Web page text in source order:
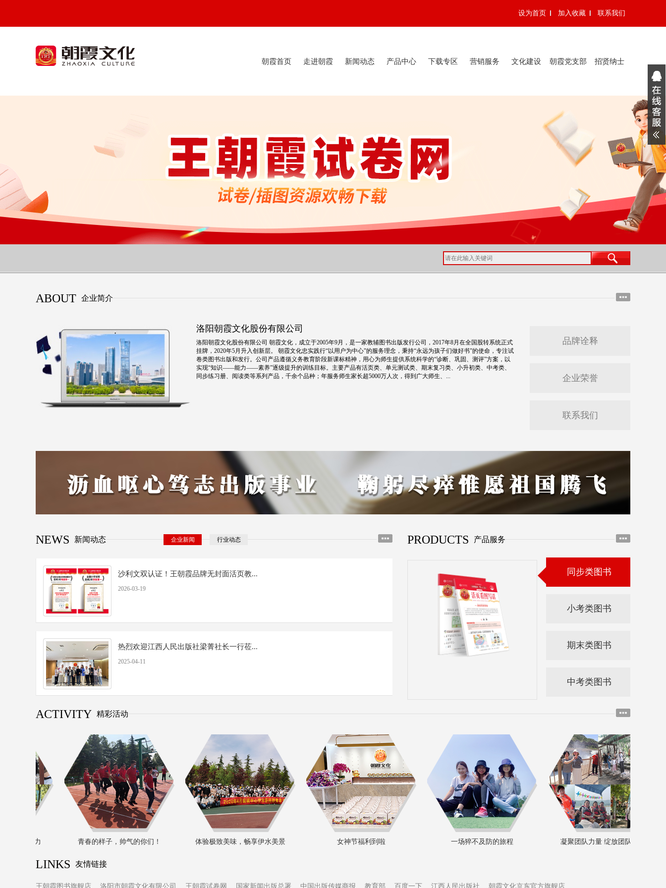
设为首页 加入收藏 联系我们
朝霞首页 走进朝霞 新闻动态 产品中心 下载专区 营销服务 文化建设 朝霞党支部 招贤纳士
ABOUT 企业简介
洛阳朝霞文化股份有限公司
洛阳朝霞文化股份有限公司 朝霞文化，成立于2005年9月，是一家教辅图书出版发行公司，2017年8月在全国股转系统正式
挂牌，2020年5月升入创新层。 朝霞文化忠实践行“以用户为中心”的服务理念，秉持“永远为孩子们做好书”的使命，专注试
卷类图书出版和发行。公司产品遵循义务教育阶段新课标精神，用心为师生提供系统科学的“诊断、巩固、测评”方案，以
实现“知识——能力——素养”逐级提升的训练目标。主要产品有活页类、单元测试类、期末复习类、小升初类、中考类、
同步练习册、阅读类等系列产品，千余个品种；年服务师生家长超5000万人次，得到广大师生、...
品牌诠释
企业荣誉
联系我们
NEWS 新闻动态 企业新闻 行业动态
沙利文双认证！王朝霞品牌无封面活页教...
2026-03-19
热烈欢迎江西人民出版社梁菁社长一行莅...
2025-04-11
PRODUCTS 产品服务
同步类图书
小考类图书
期末类图书
中考类图书
ACTIVITY 精彩活动
放团队活力 青春的样子，帅气的你们！ 体验极致美味，畅享伊水美景 女神节福利到啦 一场猝不及防的旅程 凝聚团队力量 绽放团队活力
LINKS 友情链接
王朝霞图书旗舰店 洛阳市朝霞文化有限公司 王朝霞试卷网 国家新闻出版总署 中国出版传媒商报 教育部 百度一下 江西人民出版社 朝霞文化京东官方旗舰店